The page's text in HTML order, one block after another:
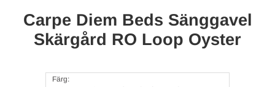
Carpe Diem Beds Sänggavel
Skärgård RO Loop Oyster
Färg: